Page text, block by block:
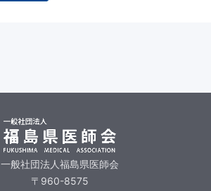
会員サイトログイン
一般社団法人福島県医師会
〒960-8575